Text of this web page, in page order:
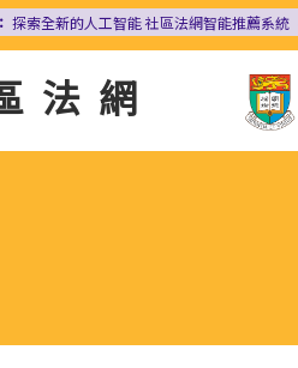
探索全新的人工智能社區法網智能推薦系統
法網